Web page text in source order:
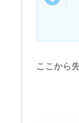
ここから